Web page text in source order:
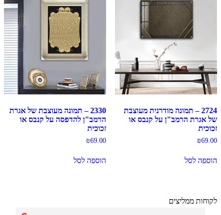
2724 – תמונה מודרנית מעוצבת
של אגרת הרמב"ן על קנבס או
זכוכית
₪69.00
הוספה לסל
2330 – תמונה מעוצבת של אגרת
הרמב"ן להדפסה על קנבס או
זכוכית
₪69.00
הוספה לסל
לקוחות ממליצים